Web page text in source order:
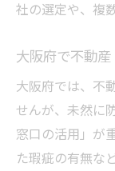
大阪府
トラブ
不動産
不動産
実例から
社の選定や、複
大阪府で不動
大阪府では、不
せんが、未然に
窓口の活用」が
た瑕疵の有無な